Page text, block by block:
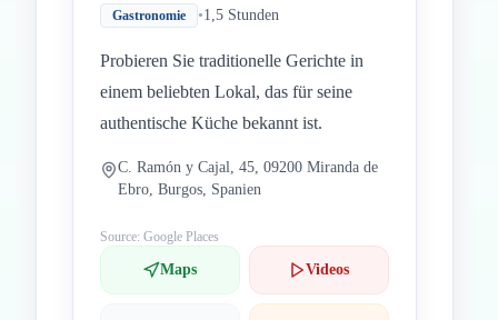
Gastronomie •1,5 Stunden
Probieren Sie traditionelle Gerichte in
einem beliebten Lokal, das für seine
authentische Küche bekannt ist.
C. Ramón y Cajal, 45, 09200 Miranda de
Ebro, Burgos, Spanien
Source: Google Places
Maps Videos